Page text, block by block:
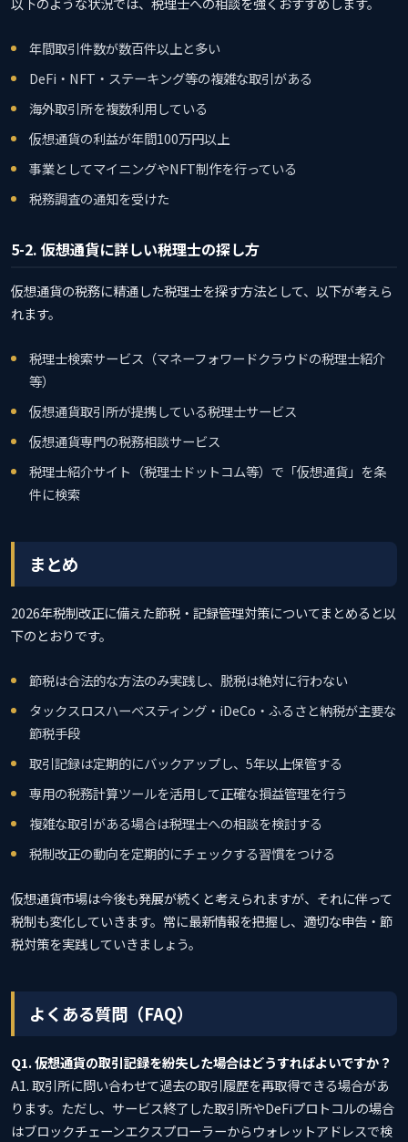
年間取引件数が数百件以上と多い
DeFi・NFT・ステーキング等の複雑な取引がある
海外取引所を複数利用している
仮想通貨の利益が年間100万円以上
事業としてマイニングやNFT制作を行っている
税務調査の通知を受けた
5-2. 仮想通貨に詳しい税理士の探し方
仮想通貨の税務に精通した税理士を探す方法として、以下が考えら
れます。
税理士検索サービス（マネーフォワードクラウドの税理士紹介
等）
仮想通貨取引所が提携している税理士サービス
仮想通貨専門の税務相談サービス
税理士紹介サイト（税理士ドットコム等）で「仮想通貨」を条
件に検索
まとめ
2026年税制改正に備えた節税・記録管理対策についてまとめると以
下のとおりです。
節税は合法的な方法のみ実践し、脱税は絶対に行わない
タックスロスハーベスティング・iDeCo・ふるさと納税が主要な
節税手段
取引記録は定期的にバックアップし、5年以上保管する
専用の税務計算ツールを活用して正確な損益管理を行う
複雑な取引がある場合は税理士への相談を検討する
税制改正の動向を定期的にチェックする習慣をつける
仮想通貨市場は今後も発展が続くと考えられますが、それに伴って
税制も変化していきます。常に最新情報を把握し、適切な申告・節
税対策を実践していきましょう。
よくある質問（FAQ）
Q1. 仮想通貨の取引記録を紛失した場合はどうすればよいですか？
A1. 取引所に問い合わせて過去の取引履歴を再取得できる場合があ
ります。ただし、サービス終了した取引所やDeFiプロトコルの場合
はブロックチェーンエクスプローラーからウォレットアドレスで検